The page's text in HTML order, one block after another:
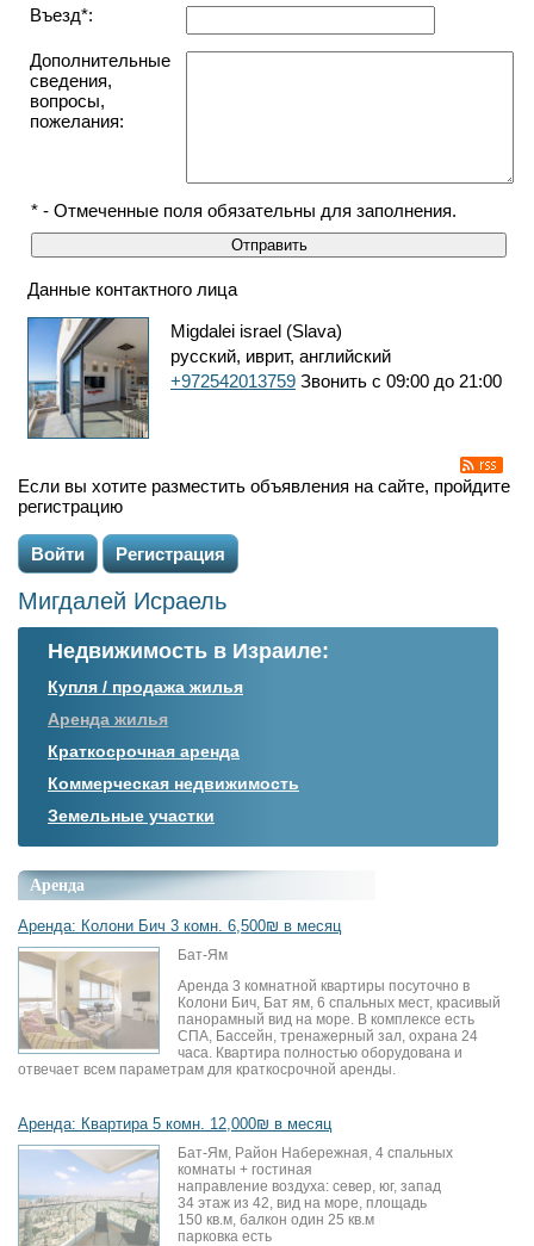
Въезд*:
Дополнительные
сведения,
вопросы,
пожелания:
* - Отмеченные поля обязательны для заполнения.
Данные контактного лица
Migdalei israel (Slava)
русский, иврит, английский
+972542013759 Звонить с 09:00 до 21:00
Если вы хотите разместить объявления на сайте, пройдите
регистрацию
Войти Регистрация
Мигдалей Исраель
Недвижимость в Израиле:
Купля / продажа жилья
Аренда жилья
Краткосрочная аренда
Коммерческая недвижимость
Земельные участки
Аренда
Аренда: Колони Бич 3 комн. 6,500₪ в месяц
Бат-Ям
Аренда 3 комнатной квартиры посуточно в
Колони Бич, Бат ям, 6 спальных мест, красивый
панорамный вид на море. В комплексе есть
СПА, Бассейн, тренажерный зал, охрана 24
часа. Квартира полностью оборудована и
отвечает всем параметрам для краткосрочной аренды.
Аренда: Квартира 5 комн. 12,000₪ в месяц
Бат-Ям, Район Набережная, 4 спальных
комнаты + гостиная
направление воздуха: север, юг, запад
34 этаж из 42, вид на море, площадь
150 кв.м, балкон один 25 кв.м
парковка есть